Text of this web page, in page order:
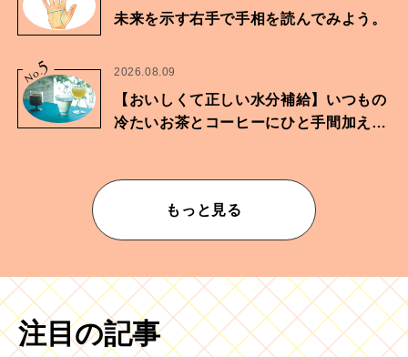
未来を示す右手で手相を読んでみよう。
No.5 2026.08.09
【おいしくて正しい水分補給】いつもの
冷たいお茶とコーヒーにひと手間加えて
もっと見る
注目の記事